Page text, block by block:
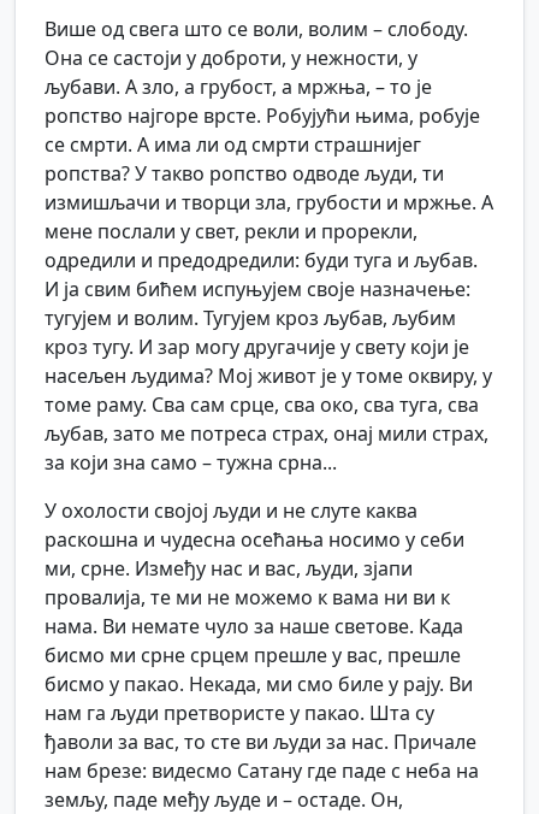
Више од свега што се воли, волим – слободу.
Она се састоји у доброти, у нежности, у
љубави. А зло, а грубост, а мржња, – то је
ропство најгоре врсте. Робујући њима, робује
се смрти. А има ли од смрти страшнијег
ропства? У такво ропство одводе људи, ти
измишљачи и творци зла, грубости и мржње. А
мене послали у свет, рекли и прорекли,
одредили и предодредили: буди туга и љубав.
И ја свим бићем испуњујем своје назначење:
тугујем и волим. Тугујем кроз љубав, љубим
кроз тугу. И зар могу другачије у свету који је
насељен људима? Мој живот је у томе оквиру, у
томе раму. Сва сам срце, сва око, сва туга, сва
љубав, зато ме потреса страх, онај мили страх,
за који зна само – тужна срна...
У охолости својој људи и не слуте каква
раскошна и чудесна осећања носимо у себи
ми, срне. Између нас и вас, људи, зјапи
провалија, те ми не можемо к вама ни ви к
нама. Ви немате чуло за наше светове. Када
бисмо ми срне срцем прешле у вас, прешле
бисмо у пакао. Некада, ми смо биле у рају. Ви
нам га људи претвористе у пакао. Шта су
ђаволи за вас, то сте ви људи за нас. Причале
нам брезе: видесмо Сатану где паде с неба на
земљу, паде међу људе и – остаде. Он,